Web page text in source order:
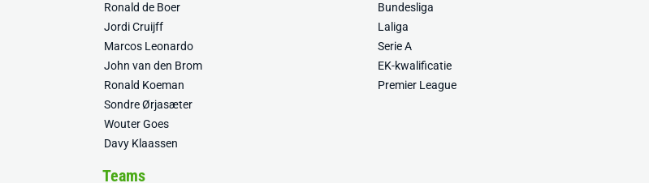
Ronald de Boer
Jordi Cruijff
Marcos Leonardo
John van den Brom
Ronald Koeman
Sondre Ørjasæter
Wouter Goes
Davy Klaassen
Bundesliga
Laliga
Serie A
EK-kwalificatie
Premier League
Teams